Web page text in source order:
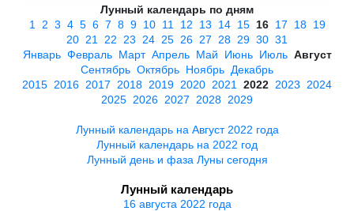
Лунный календарь по дням
1
2 3 4 5 6 7 8 9 10 11 12 13 14 15 16 17 18 19
20 21 22 23 24 25 26 27 28 29 30 31
Январь Февраль Март Апрель Май Июнь Июль Август
Сентябрь Октябрь Ноябрь Декабрь
2015 2016 2017 2018 2019 2020 2021 2022 2023
2024
2025 2026 2027 2028 2029
Лунный календарь на Август 2022 года
Лунный календарь на 2022 год
Лунный день и фаза Луны сегодня
Лунный календарь
16 августа 2022 года